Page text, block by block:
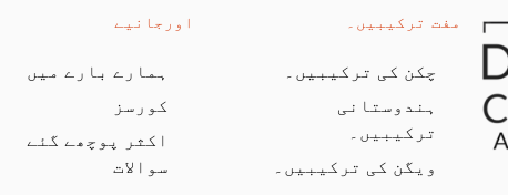
مفت ترکیبیں۔
چکن کی ترکیبیں۔
ہندوستانی
ترکیبیں۔
ویگن کی ترکیبیں۔
اورجانیے
ہمارے بارے میں
کورسز
اکثر پوچھے گئے
سوالات